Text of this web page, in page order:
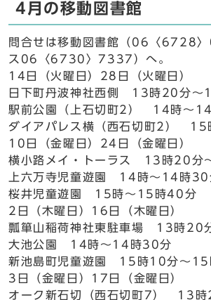
4月の移動図書館
問合せは移動図書館（06〈6728
ス06〈6730〉7337）へ。
14日（火曜日）28日（火曜日）
日下町丹波神社西側 13時20分～
駅前公園（上石切町2） 14時～
ダイアパレス横（西石切町2）
10日（金曜日）24日（金曜日）
横小路メイ・トーラス 13時20分
上六万寺児童遊園 14時～14時30
桜井児童遊園 15時～15時40分
2日（木曜日）16日（木曜日）
瓢箪山稲荷神社東駐車場 13時20
大池公園 14時～14時30分
新池島町児童遊園 15時10分～15
3日（金曜日）17日（金曜日）
オーク新石切（西石切町7） 13